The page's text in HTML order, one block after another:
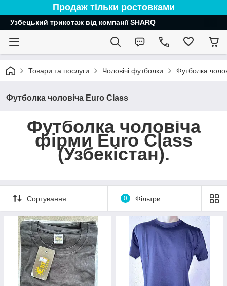
Продаж тільки ростовками
Узбецький трикотаж від компанії SHARQ
Товари та послуги Чоловічі футболки Футболка
Футболка чоловіча Euro Class
Футболка чоловіча
фірми Euro Class
(Узбекістан).
Сортування 0 Фільтри